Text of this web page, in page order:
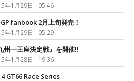
年1月29日 - 05:46
fanbook 2月上旬発売！
年1月29日 - 05:29
州一王座決定戦』を開催!!
年1月28日 - 19:36
GT66 Race Series